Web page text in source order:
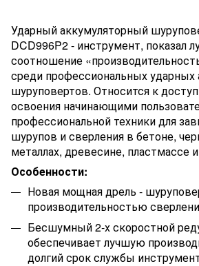
Ударный аккумуляторный
DCD996P2 - инструмент, показал
соотношение
среди профессиональных ударных
шуруповертов. Относится к
освоения начинающими
профессиональной техники для
шурупов и сверления в бетоне,
металлах, древесине, пластмассе
Особенности:
Новая мощная дрель -
производительностью
Бесшумный 2-х скоростной
обеспечивает лучшую
долгий срок службы